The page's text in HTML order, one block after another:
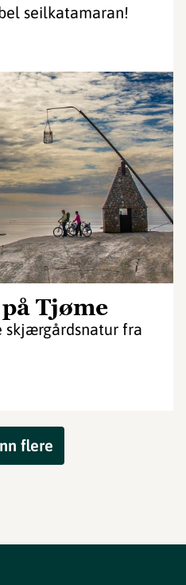
seilkatamaran!
Tjøme
skjærgårdsnatur fra
flere